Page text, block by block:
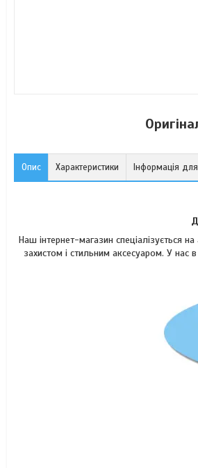
Опис Характеристики Інформація
Наш інтернет-магазин спеціалізується
захистом і стильним аксесуаром. У нас